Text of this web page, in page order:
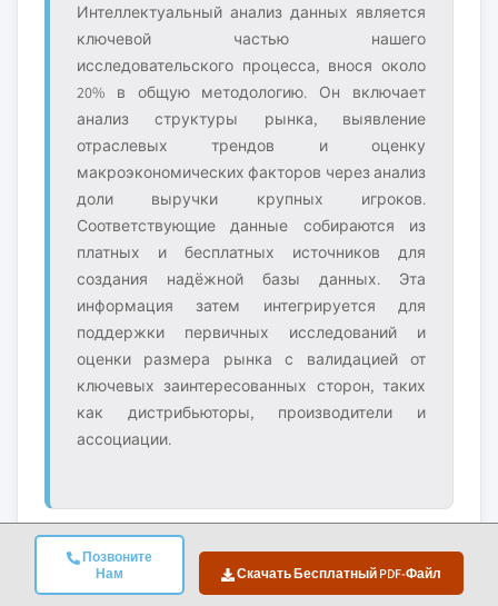
Позвоните
Нам
Скачать Бесплатный PDF-Файл
Интеллектуальный анализ данных является
ключевой частью нашего
исследовательского процесса, внося около
20% в общую методологию. Он включает
анализ структуры рынка, выявление
отраслевых трендов и оценку
макроэкономических факторов через анализ
доли выручки крупных игроков.
Соответствующие данные собираются из
платных и бесплатных источников для
создания надёжной базы данных. Эта
информация затем интегрируется для
поддержки первичных исследований и
оценки размера рынка с валидацией от
ключевых заинтересованных сторон, таких
как дистрибьюторы, производители и
ассоциации.
4. Оценка Размера Рынка